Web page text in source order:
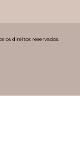
os direitos reservados.